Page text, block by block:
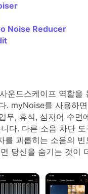
Noise Reducer
운드스케이프 역할을
. myNoise를 사용하
무, 휴식, 심지어 수면
다. 다른 소음 차단 도
를 괴롭히는 소음의
당신을 숨기는 것이